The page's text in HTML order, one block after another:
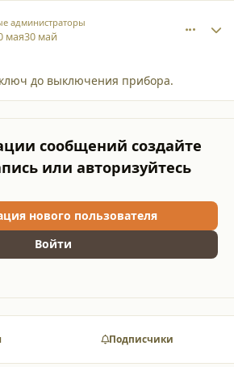
администраторы
мая30 май
до выключения прибора.
сообщений создайте
или авторизуйтесь
нового пользователя
Войти
Подписчики